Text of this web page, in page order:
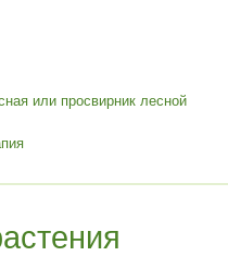
или просвирник лесной